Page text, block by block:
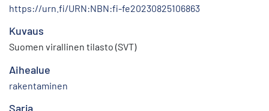
https://urn.fi/URN:NBN:fi-fe20230825106863
Kuvaus
Suomen virallinen tilasto (SVT)
Aihealue
rakentaminen
Sarja